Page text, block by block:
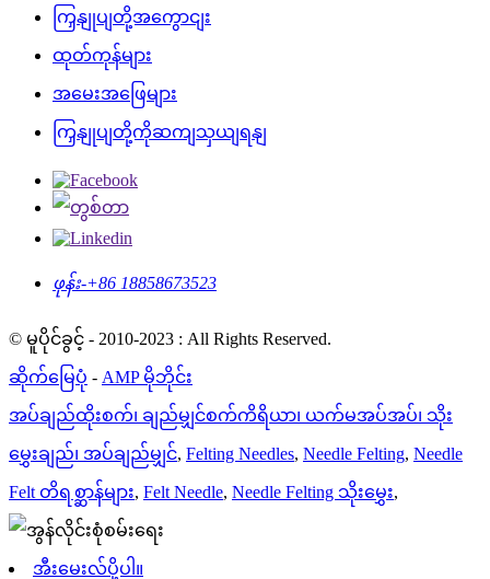
ကြှနျုပျတို့အကွောငျး
ထုတ်ကုန်များ
အမေးအဖြေများ
ကြှနျုပျတို့ကိုဆကျသှယျရနျ
ဖုန်း-+86 18858673523
© မူပိုင်ခွင့် - 2010-2023 : All Rights Reserved.
ဆိုက်မြေပုံ - AMP မိုဘိုင်း
အပ်ချည်ထိုးစက်၊ ချည်မျှင်စက်ကိရိယာ၊ ယက်မအပ်အပ်၊ သိုး
မွှေးချည်၊ အပ်ချည်မျှင်, Felting Needles, Needle Felting, Needle
Felt တိရစ္ဆာန်များ, Felt Needle, Needle Felting သိုးမွှေး,
အီးမေးလ်ပို့ပါ။